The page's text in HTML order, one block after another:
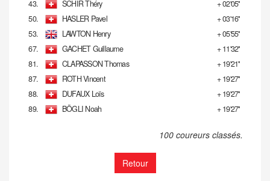
43.
SCHIR Théry
+ 02'05''
50.
HASLER Pavel
+ 03'16''
53.
LAWTON Henry
+ 05'55''
67.
GACHET Guillaume
+ 11'32''
81.
CLAPASSON Thomas
+ 19'21''
87.
ROTH Vincent
+ 19'27''
88.
DUFAUX Loïs
+ 19'27''
89.
BÖGLI Noah + 19'27''
100 coureurs classés.
Retour